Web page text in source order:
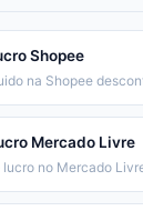
Shopee
Mercado Livre